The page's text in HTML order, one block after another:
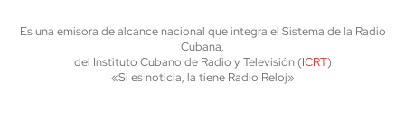
Es una emisora de alcance nacional que integra el Sistema de la Radio
Cubana,
del Instituto Cubano de Radio y Televisión (ICRT)
«Si es noticia, la tiene Radio Reloj»